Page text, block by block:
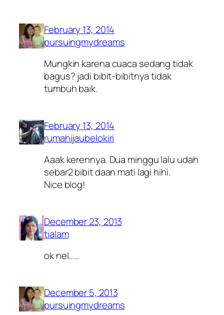
February 13, 2014
pursuingmydreams
Mungkin karena cuaca sedang tidak
bagus? jadi bibit-bibitnya tidak
tumbuh baik.
February 13, 2014
rumahijaubelokiri
Aaak kerennya. Dua minggu lalu udah
sebar2 bibit daan mati lagi hihi.
Nice blog!
December 23, 2013
tialam
ok nel……
December 5, 2013
pursuingmydreams